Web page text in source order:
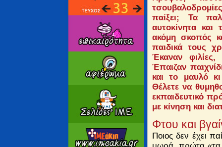
παίξει; Τα
αυτοκίνητα και
ακόμη σκοπός
παιδικά τους
Έκαναν
Έπαιζαν
και το μαυλό
Θέλετε να
εκπαιδευτικό
με κίνηση και
Φτου και
Ποιος δεν έχει